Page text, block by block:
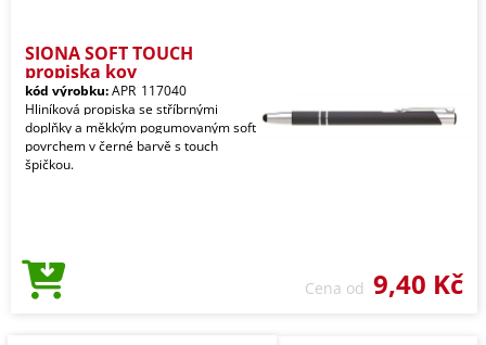
SIONA SOFT TOUCH
propiska kov
kód výrobku:APR_117040
Hliníková propiska se stříbrnými
doplňky a měkkým pogumovaným soft
povrchem v černé barvě s touch
špičkou.
Cena od 9,40 Kč